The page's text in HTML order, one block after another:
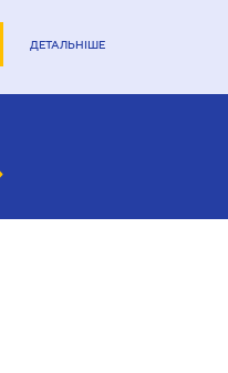
ДЕТАЛЬНІШЕ